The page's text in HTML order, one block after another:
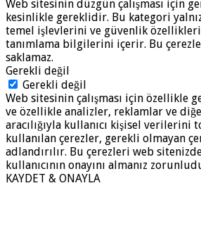
Web sitesinin düzgün çalışması için
kesinlikle gereklidir. Bu kategori
temel işlevlerini ve güvenlik
tanımlama bilgilerini içerir. Bu
saklamaz.
Gerekli değil
Gerekli değil
Web sitesinin çalışması için özellikle
ve özellikle analizler, reklamlar ve
aracılığıyla kullanıcı kişisel verilerini
kullanılan çerezler, gerekli olmayan
adlandırılır. Bu çerezleri web
kullanıcının onayını almanız
KAYDET & ONAYLA